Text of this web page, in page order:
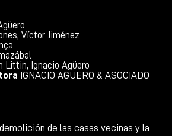
Víctor Jiménez
Littin, Ignacio Agüero
IGNACIO AGÜERO & ASOCIADO
de las casas vecinas y la